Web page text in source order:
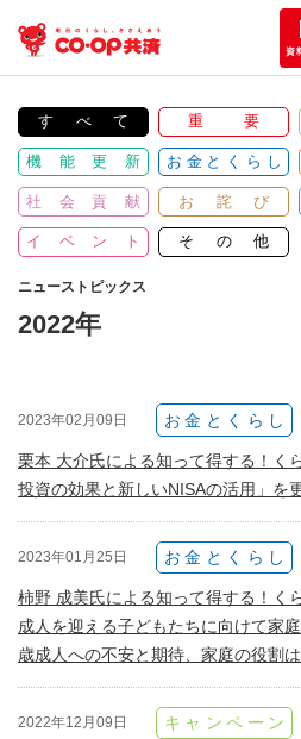
資
すべて 重要
機能更新 お金とくらし
社会貢献 お詫び
イベント その他
ニューストピックス
2022年
2023年02月09日 お金とくらし
栗本 大介氏による知って得する！く
投資の効果と新しいNISAの活用」を
2023年01月25日 お金とくらし
柿野 成美氏による知って得する！く
成人を迎える子どもたちに向けて家
歳成人への不安と期待、家庭の役割
2022年12月09日 キャンペーン